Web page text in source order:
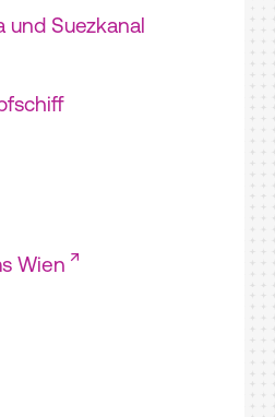
und Suezkanal
Wien